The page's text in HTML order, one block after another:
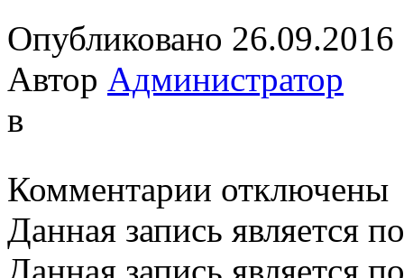
Опубликовано 26.09.2016
Автор Администратор
в
Комментарии записи
отключены
Данная запись является
Данная запись является